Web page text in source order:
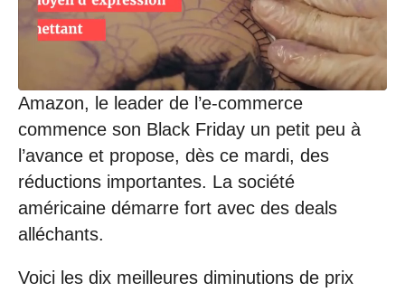
2
0
à
1
:
3
Amazon, le leader de l’e-commerce
commence son Black Friday un petit peu à
l’avance et propose, dès ce mardi, des
réductions importantes. La société
américaine démarre fort avec des deals
alléchants.
Voici les dix meilleures diminutions de prix